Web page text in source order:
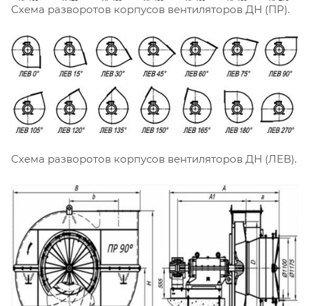
Схема разворотов корпусов вентиляторов ДН (ПР).
Схема разворотов корпусов вентиляторов ДН (ЛЕВ).